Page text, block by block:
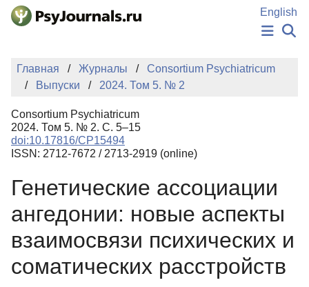
Перейти к основному содержанию
English
НОВОСТИ
ИЗДАНИЯ
ПОДАТЬ РУКОПИСЬ
БАЗА ЗНАНИЙ
КЛЮЧЕВЫЕ СЛОВА
Регистрация
Главная Журналы
Consortium Psychiatricum
Выпуски
2024. Том 5. № 2
Consortium Psychiatricum
2024. Том 5. № 2. С. 5–15
doi:10.17816/CP15494
ISSN: 2712-7672 / 2713-2919 (online)
Генетические ассоциации
ангедонии: новые аспекты
взаимосвязи психических и
соматических расстройств